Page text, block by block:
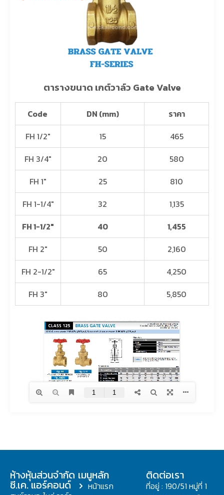
ตารางขนาด เกต์วาล์ว Gate Valve
Code DN (mm)
ราคา
FH 1/2″
15
465
FH 3/4″
20
580
FH 1″
25
810
FH 1-1/4″
32
1,135
FH 1-1/2″
40
1,455
FH 2″
50
2,160
FH 2-1/2″
65
4,250
FH 3″
80 5,850
ห้างหุ้นส่วนจำกัด
ซี.เค. แอร์คอนด์
เมนูหลัก
หน้าแรก
ติดต่อเรา
ที่อยู่ : 190/51 หมู่ที่ 1